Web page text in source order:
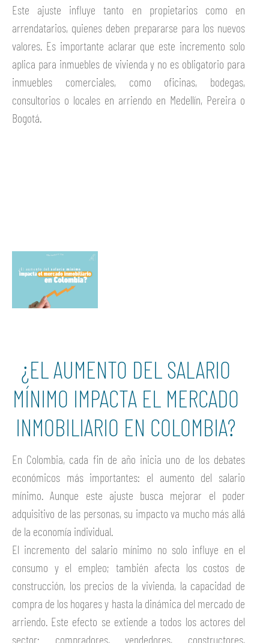
Este ajuste influye tanto en propietarios como en
arrendatarios, quienes deben prepararse para los nuevos
valores. Es importante aclarar que este incremento solo
aplica para inmuebles de vivienda y no es obligatorio para
inmuebles comerciales, como oficinas, bodegas,
consultorios o locales en arriendo en Medellín, Pereira o
Bogotá.
¿EL AUMENTO DEL SALARIO
MÍNIMO IMPACTA EL MERCADO
INMOBILIARIO EN COLOMBIA?
En Colombia, cada fin de año inicia uno de los debates
económicos más importantes: el aumento del salario
mínimo. Aunque este ajuste busca mejorar el poder
adquisitivo de las personas, su impacto va mucho más allá
de la economía individual.
El incremento del salario mínimo no solo influye en el
consumo y el empleo; también afecta los costos de
construcción, los precios de la vivienda, la capacidad de
compra de los hogares y hasta la dinámica del mercado de
arriendo. Este efecto se extiende a todos los actores del
sector: compradores, vendedores, constructores,